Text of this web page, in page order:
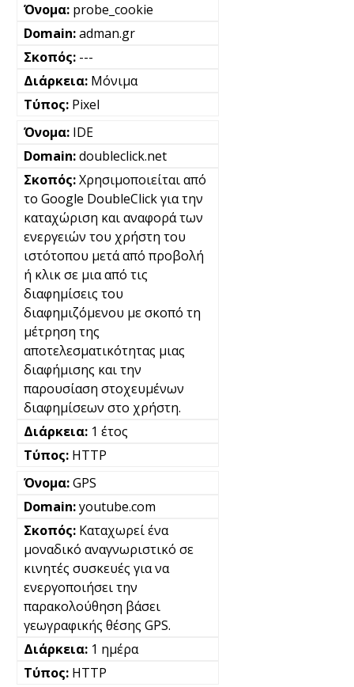
probe_cookie
adman.gr
---
Μόνιμα
Pixel
IDE
doubleclick.net
Χρησιμοποιείται από
το Google DoubleClick για την
καταχώριση και αναφορά των
ενεργειών του χρήστη του
ιστότοπου μετά από προβολή
ή κλικ σε μια από τις
διαφημίσεις του
διαφημιζόμενου με σκοπό τη
μέτρηση της
αποτελεσματικότητας μιας
διαφήμισης και την
παρουσίαση στοχευμένων
διαφημίσεων στο χρήστη.
1 έτος
HTTP
GPS
youtube.com
Καταχωρεί ένα
μοναδικό αναγνωριστικό σε
κινητές συσκευές για να
ενεργοποιήσει την
παρακολούθηση βάσει
γεωγραφικής θέσης GPS.
1 ημέρα
HTTP